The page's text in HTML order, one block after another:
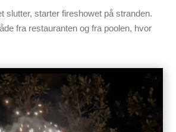
slutter, starter fireshowet på stranden.
fra restauranten og fra poolen, hvor